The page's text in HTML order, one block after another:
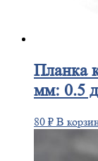
Планка
мм: 0.5
80 ₽ В